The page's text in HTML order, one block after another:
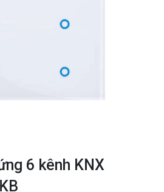
6 kênh KNX